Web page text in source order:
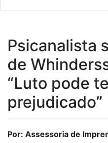
Psicanalista
de
“Luto pode
prejudicado”
Por: Assessoria de